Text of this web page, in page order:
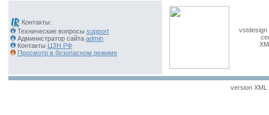
Контакты:
Технические вопросы support
Администратор сайта admin
Контакты ЦЗН РФ
Просмотр в безопасном режиме
vstdesign
version